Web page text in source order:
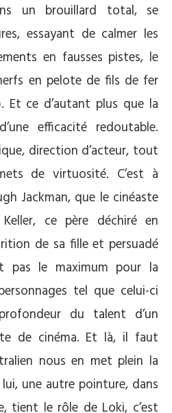
un brouillard total, se
essayant de calmer les
en fausses pistes, le
en pelote de fils de fer
Et ce d’autant plus que la
efficacité redoutable.
direction d’acteur, tout
de virtuosité. C’est à
Jackman, que le cinéaste
ce père déchiré en
de sa fille et persuadé
le maximum pour la
tel que celui-ci
du talent d’un
de cinéma. Et là, il faut
nous en met plein la
une autre pointure, dans
tient le rôle de Loki, c’est